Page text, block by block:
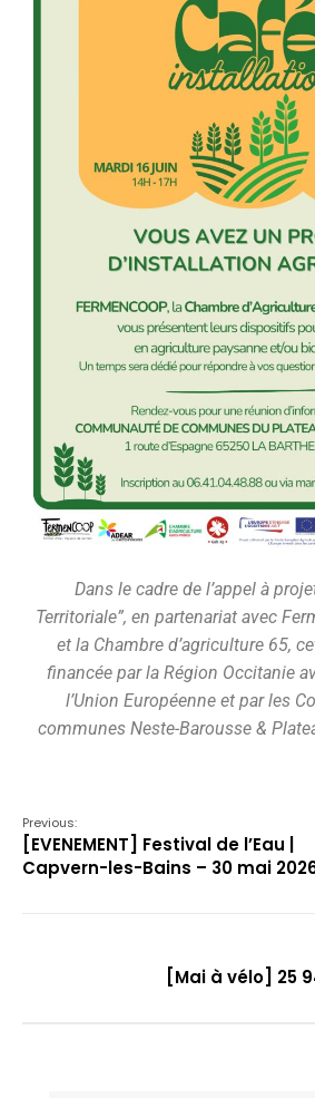
Dans le cadre de l’appel à
Territoriale”, en partenariat avec
et la Chambre d’agriculture 65,
financée par la Région Occitanie
l’Union Européenne et par les
communes Neste-Barousse &
Previous:
[EVENEMENT] Festival de l’Eau |
Capvern-les-Bains – 30 mai
[Mai à vélo] 25